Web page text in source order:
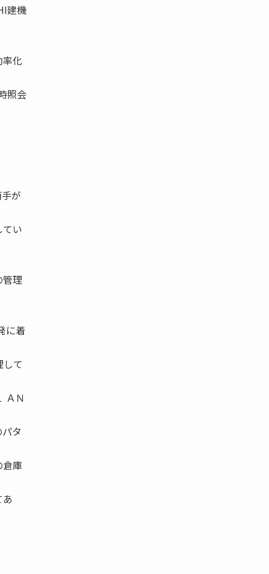
建機
化
照会
が
い
管理
に着
て
ＡＮ
タ
倉庫